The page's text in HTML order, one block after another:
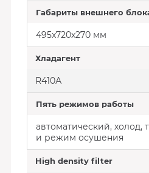
Габариты внешнего
495x720x270 мм
Хладагент
R410А
Пять режимов работы
автоматический, холод,
и режим осушения
High density filter